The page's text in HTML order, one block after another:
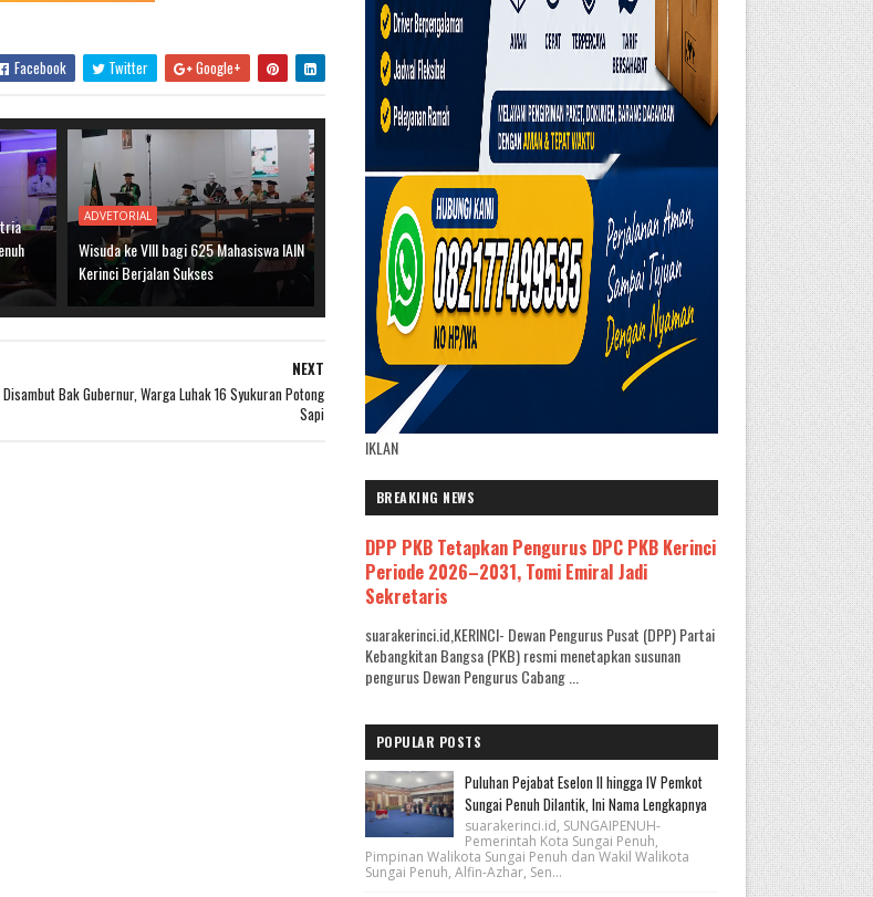
Facebook Twitter Google+
ADVETORIAL
Wisuda ke VIII bagi 625 Mahasiswa IAIN
Kerinci Berjalan Sukses
NEXT
Bak Gubernur, Warga Luhak 16 Syukuran Potong
Sapi
IKLAN
BREAKING NEWS
DPP PKB Tetapkan Pengurus DPC PKB Kerinci
Periode 2026–2031, Tomi Emiral Jadi
Sekretaris
suarakerinci.id,KERINCI- Dewan Pengurus Pusat (DPP) Partai
Kebangkitan Bangsa (PKB) resmi menetapkan susunan
pengurus Dewan Pengurus Cabang ...
POPULAR POSTS
Puluhan Pejabat Eselon II hingga IV Pemkot
Sungai Penuh Dilantik, Ini Nama Lengkapnya
suarakerinci.id, SUNGAIPENUH-
Pemerintah Kota Sungai Penuh,
Pimpinan Walikota Sungai Penuh dan Wakil Walikota
Sungai Penuh, Alfin-Azhar, Sen...